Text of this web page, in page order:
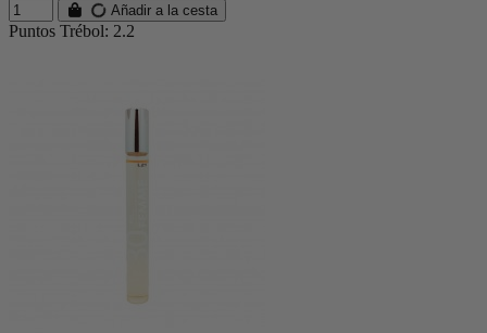
Añadir a la cesta
Puntos Trébol: 2.2